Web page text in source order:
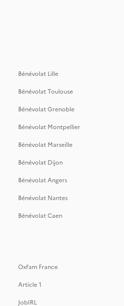
Bénévolat Lille
Bénévolat Toulouse
Bénévolat Grenoble
Bénévolat Montpellier
Bénévolat Marseille
Bénévolat Dijon
Bénévolat Angers
Bénévolat Nantes
Bénévolat Caen
Oxfam France
Article 1
JobIRL